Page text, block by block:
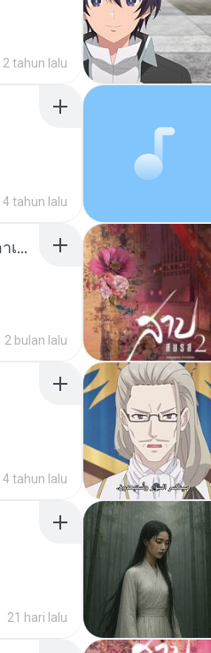
2 tahun lalu
4 tahun lalu
ເຊົາຮ້ອງເຖົ້າຊິເອົາທໍ່ໃດ (เซาฮ้องเถ้าสิเอาเท่าใด) ບຸນເກີດ ຫນູຫ່ວງ ft. ໂສພາ ຈຸນທະລາ
2 bulan lalu
4 tahun lalu
21 hari lalu